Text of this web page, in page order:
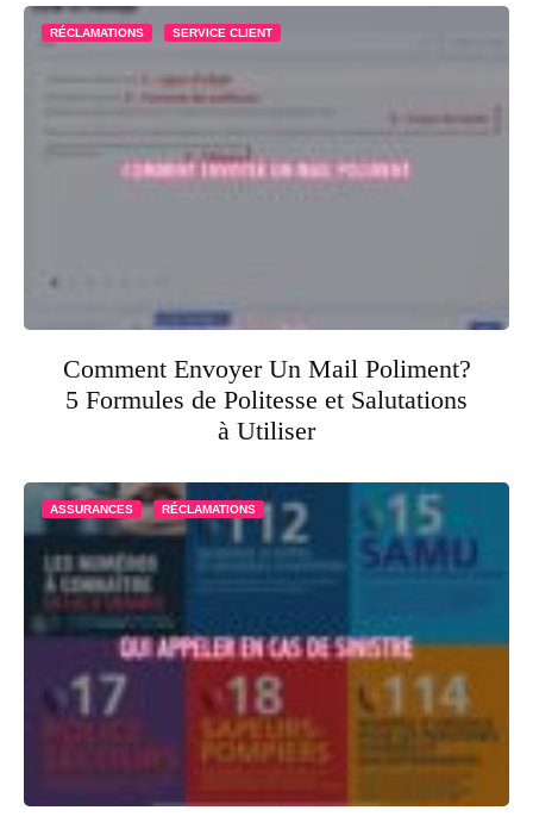
RÉCLAMATIONS SERVICE CLIENT
Comment Envoyer Un Mail Poliment?
5 Formules de Politesse et Salutations
à Utiliser
ASSURANCES RÉCLAMATIONS